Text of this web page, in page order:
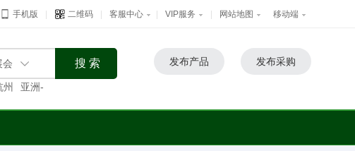
手机版 二维码 客服中心 VIP服务 网站地图 移动端
州
亚洲-
发布产品 发布采购